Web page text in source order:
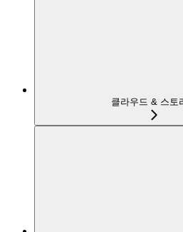
클라우드 & 스토